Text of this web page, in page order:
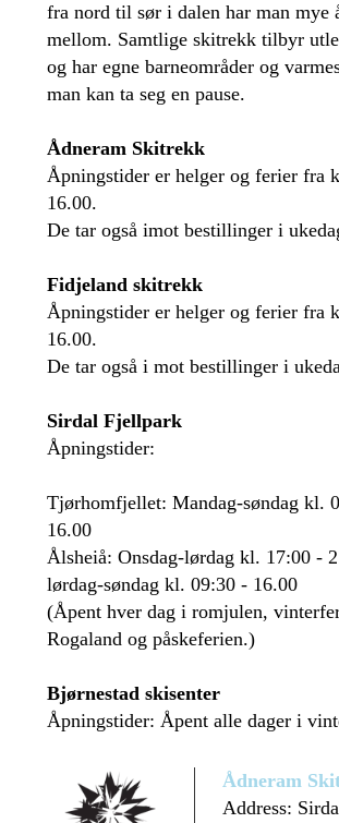
fra nord til sør i dalen har man mye
mellom. Samtlige skitrekk tilbyr
og har egne barneområder og
man kan ta seg en pause.
Ådneram Skitrekk
Åpningstider er helger og ferier fra
16.00.
De tar også imot bestillinger i
Fidjeland skitrekk
Åpningstider er helger og ferier fra
16.00.
De tar også i mot bestillinger i
Sirdal Fjellpark
Åpningstider:
Tjørhomfjellet: Mandag-søndag kl.
16.00
Ålsheiå: Onsdag-lørdag kl. 17:00 -
lørdag-søndag kl. 09:30 - 16.00
(Åpent hver dag i romjulen,
Rogaland og påskeferien.)
Bjørnestad skisenter
Åpningstider: Åpent alle dager i
Ådneram
Address: